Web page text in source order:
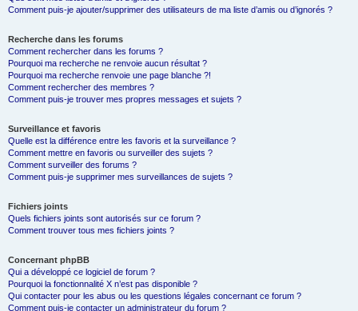
Comment puis-je ajouter/supprimer des utilisateurs de ma liste d’amis ou d’ignorés ?
Recherche dans les forums
Comment rechercher dans les forums ?
Pourquoi ma recherche ne renvoie aucun résultat ?
Pourquoi ma recherche renvoie une page blanche ?!
Comment rechercher des membres ?
Comment puis-je trouver mes propres messages et sujets ?
Surveillance et favoris
Quelle est la différence entre les favoris et la surveillance ?
Comment mettre en favoris ou surveiller des sujets ?
Comment surveiller des forums ?
Comment puis-je supprimer mes surveillances de sujets ?
Fichiers joints
Quels fichiers joints sont autorisés sur ce forum ?
Comment trouver tous mes fichiers joints ?
Concernant phpBB
Qui a développé ce logiciel de forum ?
Pourquoi la fonctionnalité X n’est pas disponible ?
Qui contacter pour les abus ou les questions légales concernant ce forum ?
Comment puis-je contacter un administrateur du forum ?